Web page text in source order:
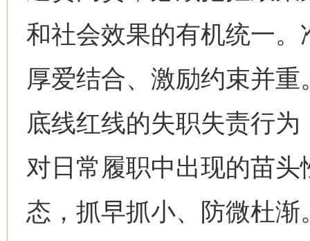
和社会效果的有机统一。
厚爱结合、激励约束并
底线红线的失职失责行
对日常履职中出现的苗
态，抓早抓小、防微杜